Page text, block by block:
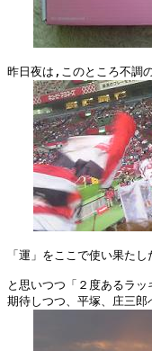
昨日夜は,このところ不調
「運」をここで使い果た
と思いつつ「２度あるラ
期待しつつ、平塚、庄三郎